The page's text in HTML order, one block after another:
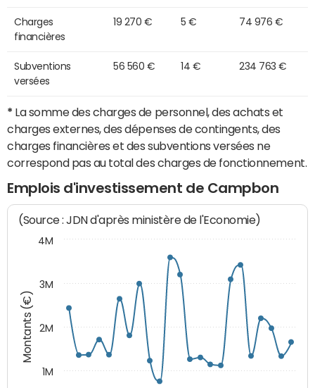
Charges
financières
19 270 € 5 € 74 976 €
Subventions
versées
56 560 € 14 € 234 763 €
* La somme des charges de personnel, des achats et
charges externes, des dépenses de contingents, des
charges financières et des subventions versées ne
correspond pas au total des charges de fonctionnement.
Emplois d'investissement de Campbon
Montants (€)
(Source : JDN d'après ministère de l'Economie)
1M
2M
3M
4M